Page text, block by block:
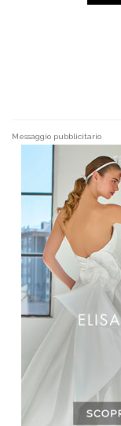
Messaggio pubblicitario